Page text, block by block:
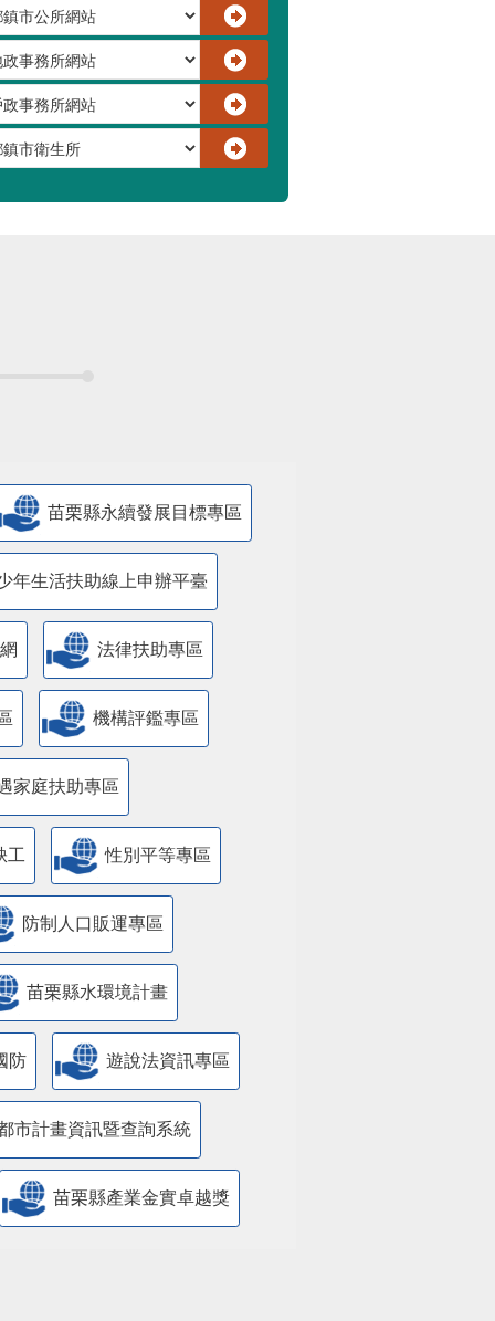
苗栗縣永續發展目標專區
年生活扶助線上申辦平臺
法律扶助專區
機構評鑑專區
家庭扶助專區
工 性別平等專區
防制人口販運專區
苗栗縣水環境計畫
防 遊說法資訊專區
市計畫資訊暨查詢系統
苗栗縣產業金實卓越獎